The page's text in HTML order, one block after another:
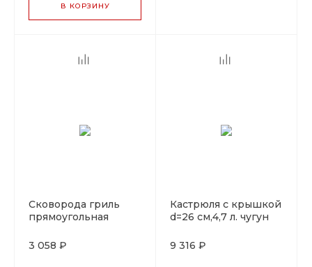
В КОРЗИНУ
Сковорода гриль
прямоугольная
ручка силикон
3 058 ₽
Кастрюля с крышкой
d=26 см,4,7 л. чугун
9 316 ₽